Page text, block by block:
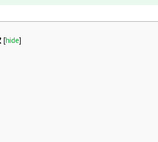
[hide]